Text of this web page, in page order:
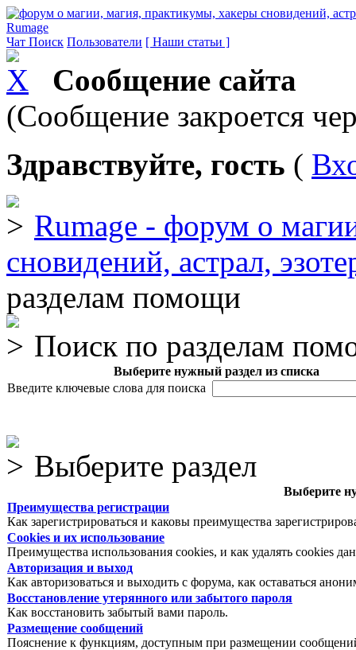
Rumage
Чат Поиск Пользователи [ Наши статьи ]
Сообщение сайта
(Сообщение закроется
Здравствуйте, гость (
Rumage - форум о
сновидений, астрал,
разделам помощи
Поиск по разделам
Выберите нужный раздел из списка
Введите ключевые слова для поиска
Выберите раздел
Выберите
Преимущества регистрации
Как зарегистрироваться и каковы преимущества
Cookies и их использование
Преимущества использования cookies, и как удалять cookies
Авторизация и выход
Как авторизоваться и выходить с форума, как оставаться
Восстановление утерянного или забытого пароля
Как восстановить забытый вами пароль.
Размещение сообщений
Пояснение к функциям, доступным при размещении